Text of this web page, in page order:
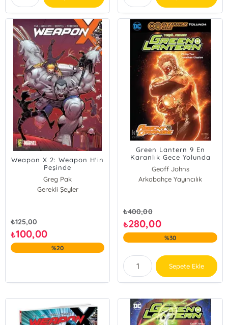
Weapon X 2: Weapon H'in
Peşinde
Greg Pak
Gerekli Şeyler
₺125,00
₺100,00
%20
Green Lantern 9 En
Karanlık Gece Yolunda
Geoff Johns
Arkabahçe Yayıncılık
₺400,00
₺280,00
%30
Sepete Ekle